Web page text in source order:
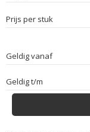
Prijs per stuk
Geldig vanaf
Geldig t/m